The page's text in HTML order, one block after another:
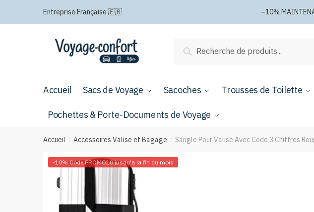
Entreprise Française 🇫🇷 –10%
pour :
Recherche
Accueil Sacs de Voyage Sacoches Trousses de Toilette
Pochettes & Porte-Documents de Voyage
Accueil / Accessoires Valise et Bagage / Sangle Pour Valise Avec Code 3 Chiffres
-10% Code PROMO10 jusqu'a la fin du mois